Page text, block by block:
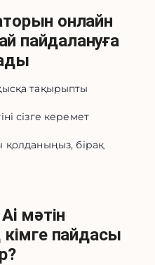
онлайн
пайдалануға
тақырыпты
сізге керемет
қолданыңыз, бірақ
мәтін
пайдасы